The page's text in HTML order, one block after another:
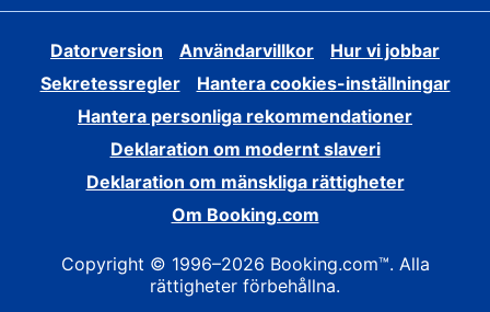
Datorversion Användarvillkor
Hur vi jobbar
Sekretessregler
Hantera cookies-inställningar
Hantera personliga rekommendationer
Deklaration om modernt slaveri
Deklaration om mänskliga rättigheter
Om Booking.com
Copyright © 1996–2026 Booking.com™. Alla
rättigheter förbehållna.